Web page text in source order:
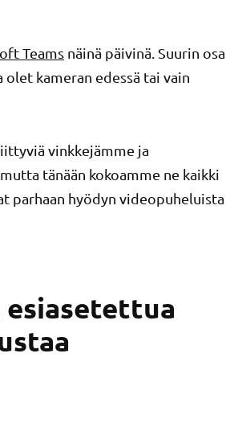
Teams näinä päivinä. Suurin osa
kameran edessä tai vain
vinkkejämme ja
tänään kokoamme ne kaikki
parhaan hyödyn videopuheluista
esiasetettua